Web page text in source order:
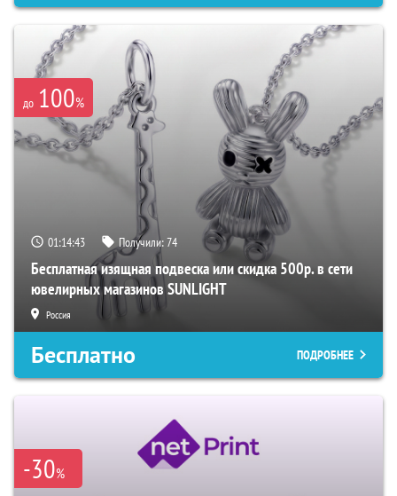
до 100%
01:14:42 Получили:74
Бесплатная изящная подвеска или скидка 500р. в сети
ювелирных магазинов SUNLIGHT
Россия
Бесплатно ПОДРОБНЕЕ
-30%